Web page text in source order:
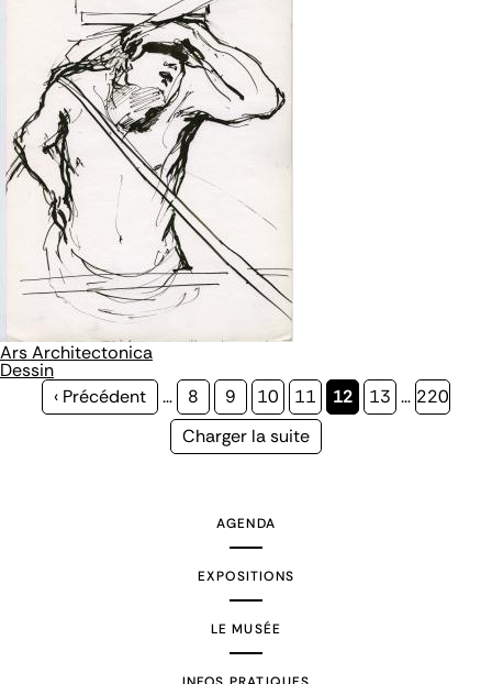
Ars Architectonica
Dessin
Page
‹ Précédent … Page
8 Page
9 Page
10 Page
11
Page
12 Page
13 … Page
220
Page
Charger la suite
AGENDA
EXPOSITIONS
LE MUSÉE